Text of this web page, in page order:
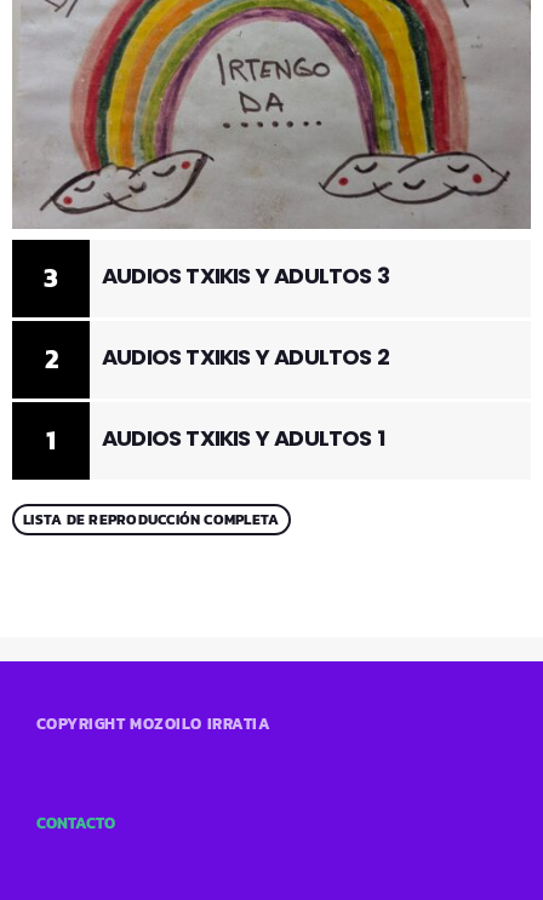
1 AUDIOS TXIKIS Y ADULTOS 1
2 AUDIOS TXIKIS Y ADULTOS 2
3 AUDIOS TXIKIS Y ADULTOS 3
LISTA DE REPRODUCCIÓN COMPLETA
COPYRIGHT MOZOILO IRRATIA
CONTACTO